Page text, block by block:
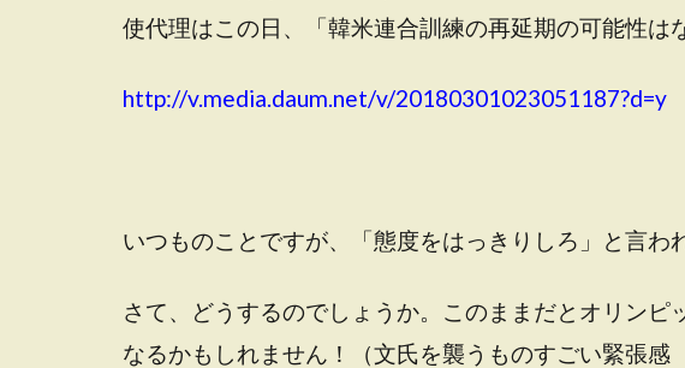
使代理はこの日、「韓米連合訓練の再延期の可能性は
http://v.media.daum.net/v/20180301023051187?d=y
いつものことですが、「態度をはっきりしろ」と言わ
さて、どうするのでしょうか。このままだとオリンピ
なるかもしれません！（文氏を襲うものすごい緊張感